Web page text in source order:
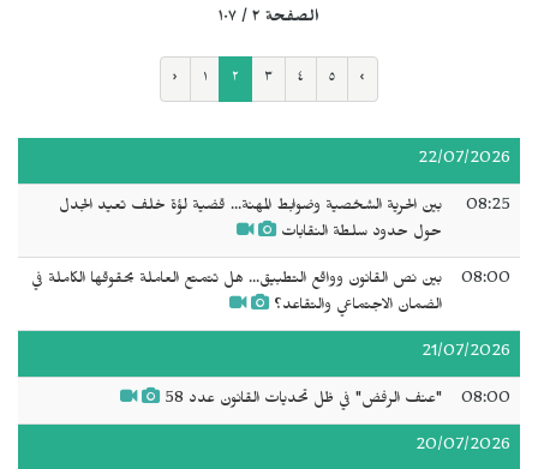
الصفحة ٢ / ١٠٧
‹ ١ ٢ ٣ ٤ ٥ ›
22/07/2026
08:25
بين الحرية الشخصية وضوابط المهنة... قضية لؤة خلف تعيد الجدل
حول حدود سلطة النقابات
08:00
بين نص القانون وواقع التطبيق... هل تتمتع العاملة بحقوقها الكاملة في
الضمان الاجتماعي والتقاعد؟
21/07/2026
08:00 "عنف الرفض" في ظل تحديات القانون عدد 58
20/07/2026